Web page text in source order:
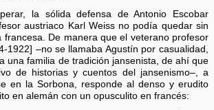
la sólida defensa de Antonio Escobar
austriaco Karl Weiss no podía quedar sin
francesa. De manera que el veterano profesor
1922] –no se llamaba Agustín por casualidad,
una familia de tradición jansenista, de ahí que
de historias y cuentos del jansenismo–, a
en la Sorbona, responde al denso y erudito
en alemán con un opusculito en francés: